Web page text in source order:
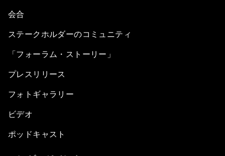
会合
ステークホルダーのコミュニティ
「フォーラム・ストーリー」
プレスリリース
フォトギャラリー
ビデオ
ポッドキャスト